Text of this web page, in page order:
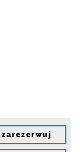
zarezerwuj